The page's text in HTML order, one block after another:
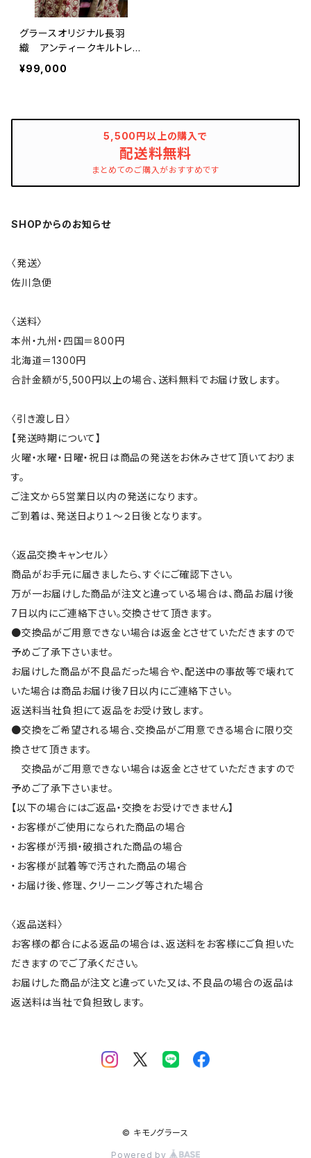
グラースオリジナル長羽
織 アンティークキルトレー
ス ベージュ
¥99,000
5,500円以上の購入で
配送料無料
まとめてのご購入がおすすめです
SHOPからのお知らせ
〈発送〉
佐川急便
〈送料〉
本州・九州・四国＝800円
北海道＝1300円
合計金額が5,500円以上の場合、送料無料でお届け致します。
〈引き渡し日〉
【発送時期について】
火曜・水曜・日曜・祝日は商品の発送をお休みさせて頂いておりま
す。
ご注文から5営業日以内の発送になります。
ご到着は、発送日より１～２日後となります。
〈返品交換キャンセル〉
商品がお手元に届きましたら、すぐにご確認下さい。
万が一お届けした商品が注文と違っている場合は、商品お届け後
7日以内にご連絡下さい。交換させて頂きます。
●交換品がご用意できない場合は返金とさせていただきますので
予めご了承下さいませ。
お届けした商品が不良品だった場合や、配送中の事故等で壊れて
いた場合は商品お届け後7日以内にご連絡下さい。
返送料当社負担にて返品をお受け致します。
●交換をご希望される場合、交換品がご用意できる場合に限り交
換させて頂きます。
交換品がご用意できない場合は返金とさせていただきますので
予めご了承下さいませ。
【以下の場合にはご返品・交換をお受けできません】
・お客様がご使用になられた商品の場合
・お客様が汚損・破損された商品の場合
・お客様が試着等で汚された商品の場合
・お届け後、修理、クリーニング等された場合
〈返品送料〉
お客様の都合による返品の場合は、返送料をお客様にご負担いた
だきますのでご了承ください。
お届けした商品が注文と違っていた又は、不良品の場合の返品は
返送料は当社で負担致します。
© キモノグラース
Powered by